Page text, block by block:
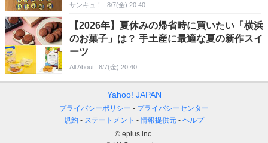
サンキュ！ 8/7(金) 20:40
【2026年】夏休みの帰省時に買いたい「横浜
のお菓子」は？ 手土産に最適な夏の新作スイ
ーツ
All About 8/7(金) 20:40
Yahoo! JAPAN
プライバシーポリシー
プライバシーセンター
規約
ステートメント 情報提供元
ヘルプ
© eplus inc.